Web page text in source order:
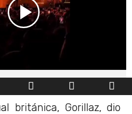
británica, Gorillaz, dio